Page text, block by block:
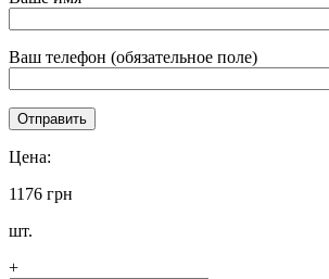
Ваш телефон (обязательное поле)
Цена:
1176 грн
шт.
+